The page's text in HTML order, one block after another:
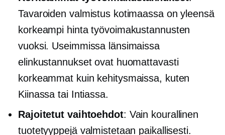
Tavaroiden valmistus kotimaassa on yleensä
korkeampi hinta työvoimakustannusten
vuoksi. Useimmissa länsimaissa
elinkustannukset ovat huomattavasti
korkeammat kuin kehitysmaissa, kuten
Kiinassa tai Intiassa.
Rajoitetut vaihtoehdot: Vain kourallinen
tuotetyyppejä valmistetaan paikallisesti.